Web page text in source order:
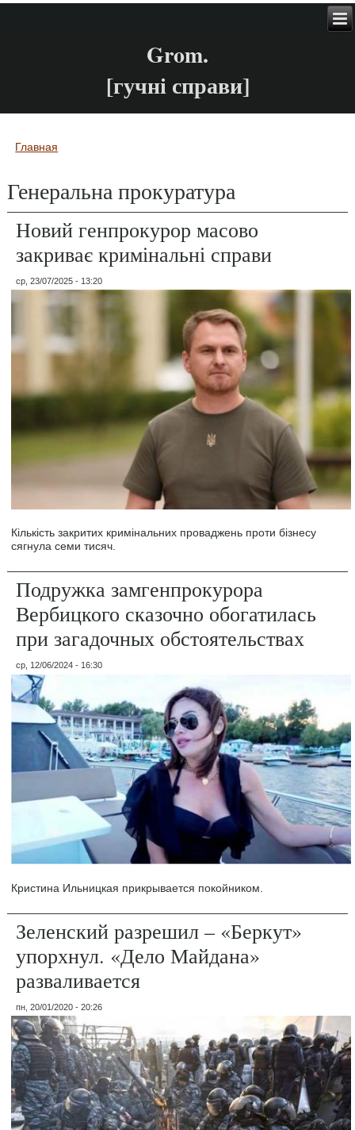
Grom.
[гучні справи]
Вы здесь
Главная
Генеральна прокуратура
Новий генпрокурор масово
закриває кримінальні справи
ср, 23/07/2025 - 13:20
Кількість закритих кримінальних проваджень проти бізнесу
сягнула семи тисяч.
Подружка замгенпрокурора
Вербицкого сказочно обогатилась
при загадочных обстоятельствах
ср, 12/06/2024 - 16:30
Кристина Ильницкая прикрывается покойником.
Зеленский разрешил – «Беркут»
упорхнул. «Дело Майдана»
разваливается
пн, 20/01/2020 - 20:26